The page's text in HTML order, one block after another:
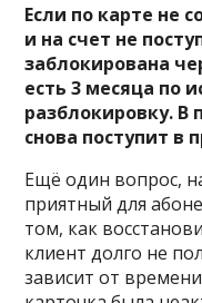
Если по карте не
и на счет не
заблокирована
есть 3 месяца по
разблокировку. В
снова поступит в
Ещё один вопрос,
приятный для
том, как
клиент долго не
зависит от